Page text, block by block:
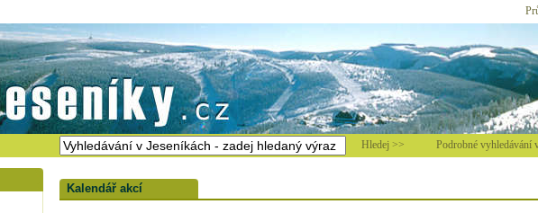
Hledej >> Podrobné vyhledávání
Kalendář akcí